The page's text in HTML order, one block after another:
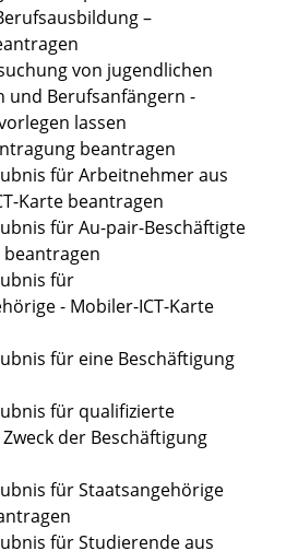
–
von jugendlichen
und Berufsanfängern -
lassen
beantragen
für Arbeitnehmer aus
Karte beantragen
für Au-pair-Beschäftigte
beantragen
für
- Mobiler-ICT-Karte
für eine Beschäftigung
für qualifizierte
der Beschäftigung
für Staatsangehörige
für Studierende aus